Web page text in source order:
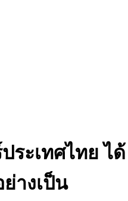
ระเทศไทย ได้
างเป็น